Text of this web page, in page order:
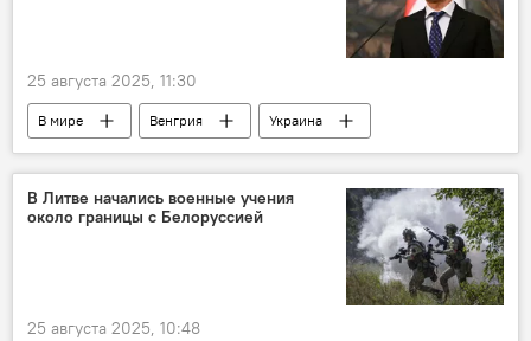
25 августа 2025, 11:30
В мире Венгрия
Украина
нефть
нефтепродукты
энергоснабжение
энергетический рынок
МИД Венгрии
Петер Сийярто
В Литве начались военные учения
около границы с Белоруссией
25 августа 2025, 10:48